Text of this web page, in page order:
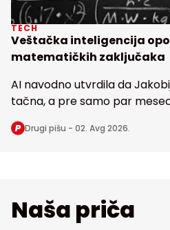
TECH
Veštačka inteligencija
matematičkih zaključaka
AI navodno utvrdila da
tačna, a pre samo par
dovela u pitanje i poznatu
stare bezmalo 100 godina
Drugi pišu - 02. Avg 2026.
Naša priča